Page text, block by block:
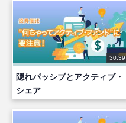
30:39
隠れパッシブとアクティブ・
シェア